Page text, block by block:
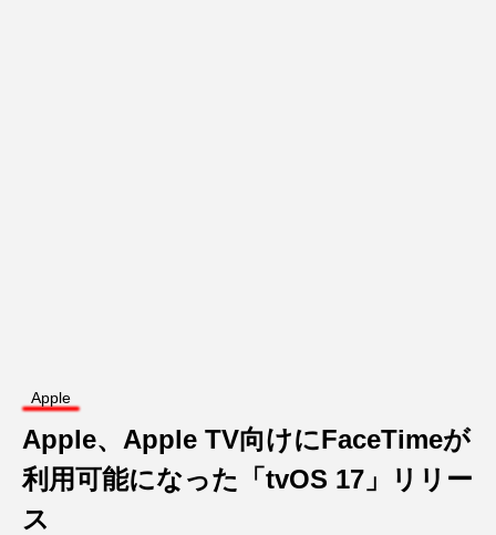
Apple
Apple、Apple TV向けにFaceTimeが
利用可能になった「tvOS 17」リリー
ス